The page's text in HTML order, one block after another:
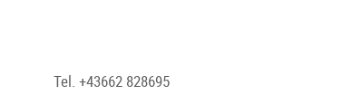
Tel. +43662 828695